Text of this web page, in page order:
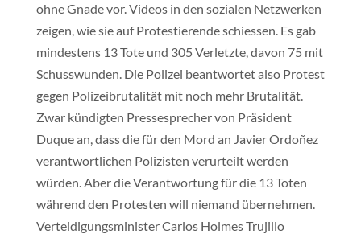
ohne Gnade vor. Videos in den sozialen Netzwerken
zeigen, wie sie auf Protestierende schiessen. Es gab
mindestens 13 Tote und 305 Verletzte, davon 75 mit
Schusswunden. Die Polizei beantwortet also Protest
gegen Polizeibrutalität mit noch mehr Brutalität.
Zwar kündigten Pressesprecher von Präsident
Duque an, dass die für den Mord an Javier Ordoñez
verantwortlichen Polizisten verurteilt werden
würden. Aber die Verantwortung für die 13 Toten
während den Protesten will niemand übernehmen.
Verteidigungsminister Carlos Holmes Trujillo